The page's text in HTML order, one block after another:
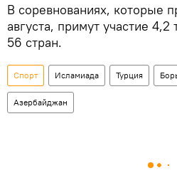
В соревнованиях, которые
августа, примут участие
56 стран.
Спорт Исламиада Турция
Азербайджан